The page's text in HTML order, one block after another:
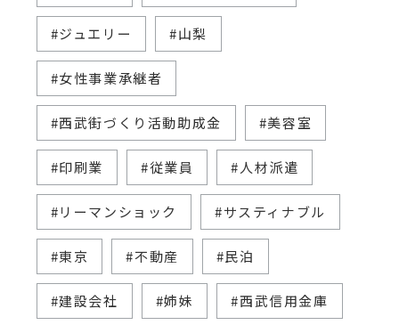
#ジュエリー #山梨
#女性事業承継者
#西武街づくり活動助成金 #美容室
#印刷業 #従業員 #人材派遣
#リーマンショック #サスティナブル
#東京 #不動産 #民泊
#建設会社 #姉妹 #西武信用金庫